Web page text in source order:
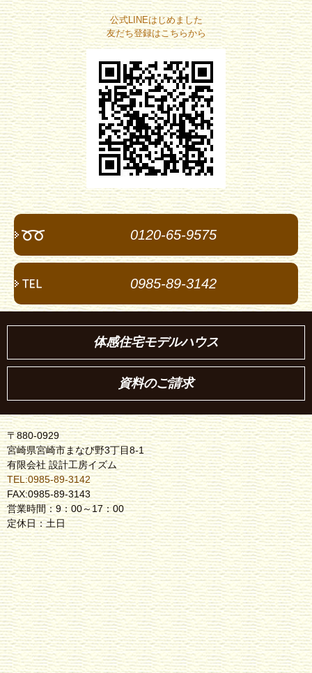
公式LINEはじめました
友だち登録はこちらから
0120-65-9575
0985-89-3142
体感住宅モデルハウス
資料のご請求
〒880-0929
宮崎県宮崎市まなび野3丁目8-1
有限会社 設計工房イズム
TEL:0985-89-3142
FAX:0985-89-3143
営業時間：9：00～17：00
定休日：土日